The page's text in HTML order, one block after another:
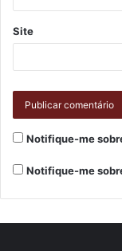
Site
Notifique-me
Notifique-me